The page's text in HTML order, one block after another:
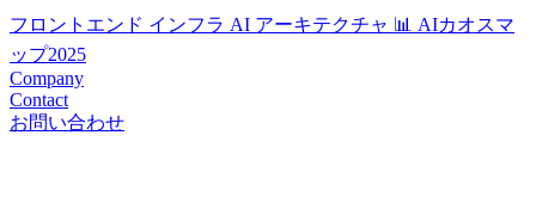
フロントエンド インフラ AI アーキテクチャ 📊 AIカオスマ
ップ2025
Company
Contact
お問い合わせ